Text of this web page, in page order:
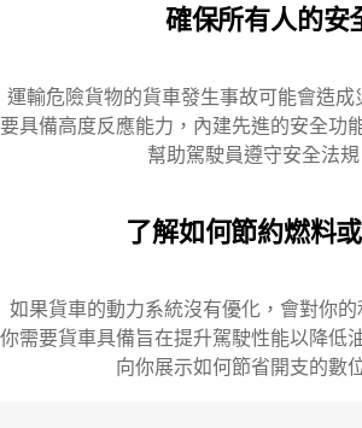
確保所有人的安
運輸危險貨物的貨車發生事故可能會造成
要具備高度反應能力，內建先進的安全功
幫助駕駛員遵守安全法
了解如何節約燃料
如果貨車的動力系統沒有優化，會對你的
你需要貨車具備旨在提升駕駛性能以降低
向你展示如何節省開支的數